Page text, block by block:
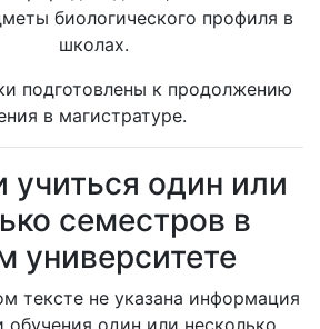
биологического профиля в
школах.
подготовлены к продолжению
в магистратуре.
один или
семестров в
университете
тексте не указана информация
один или несколько